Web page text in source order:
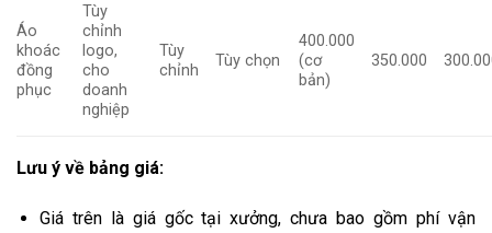
Áo
khoác
đồng
phục
Tùy
chỉnh
logo,
cho
doanh
nghiệp
Tùy
chỉnh
Tùy chọn
400.000
(cơ
bản)
350.000
Lưu ý về bảng giá:
Giá trên là giá gốc tại xưởng, chưa bao gồm phí vận